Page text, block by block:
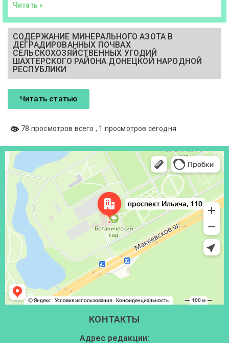
Читать »
СОДЕРЖАНИЕ МИНЕРАЛЬНОГО АЗОТА В
ДЕГРАДИРОВАННЫХ ПОЧВАХ
СЕЛЬСКОХОЗЯЙСТВЕННЫХ УГОДИЙ
ШАХТЕРСКОГО РАЙОНА ДОНЕЦКОЙ НАРОДНОЙ
РЕСПУБЛИКИ
Читать статью
78 просмотров всего , 1 просмотров сегодня
Донецк
Проспект Ильича, 110 — Яндекс Карты
КОНТАКТЫ
Адрес редакции: